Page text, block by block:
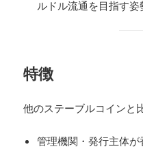
ルドル流通を目指す
特徴
他のステーブルコインと
管理機関・発行主体